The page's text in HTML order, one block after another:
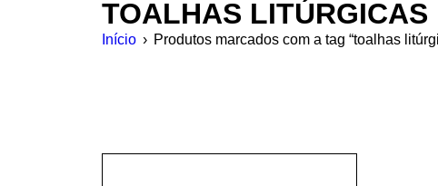
TOALHAS LITÚRGICAS
Início › Produtos marcados com a tag “toalhas